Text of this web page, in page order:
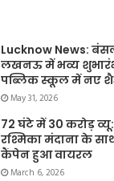
Lucknow News:
लखनऊ में भव्य
पब्लिक स्कूल में नए
May 31, 2026
72 घंटे में 30 करोड़
रश्मिका मंदाना के
कैंपेन हुआ वायरल
March 6, 2026